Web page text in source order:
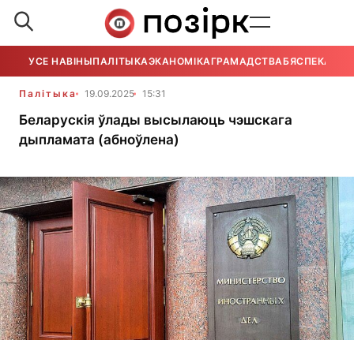
УСЕ НАВІНЫПАЛІТЫКАЭКАНОМІКАГРАМАДСТВАБЯСПЕКА
Палітыка 19.09.2025 15:31
Беларускія ўлады высылаюць чэшскага
дыпламата (абноўлена)